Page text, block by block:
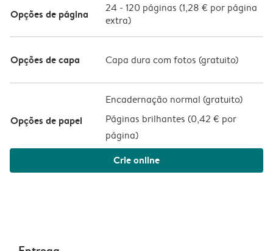
Opções de página 24 - 120 páginas (1,28 € por página
extra)
Opções de capa Capa dura com fotos (gratuito)
Opções de papel
Encadernação normal (gratuito)
Páginas brilhantes (0,42 € por
página)
Crie online